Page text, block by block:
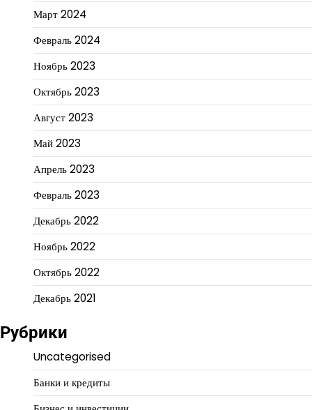
Март 2024
Февраль 2024
Ноябрь 2023
Октябрь 2023
Август 2023
Май 2023
Апрель 2023
Февраль 2023
Декабрь 2022
Ноябрь 2022
Октябрь 2022
Декабрь 2021
Рубрики
Uncategorised
Банки и кредиты